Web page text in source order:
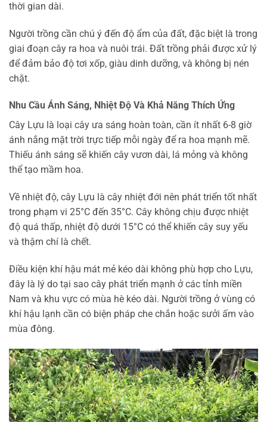
thời gian dài.
Người trồng cần chú ý đến độ ẩm của đất, đặc biệt là trong
giai đoạn cây ra hoa và nuôi trái. Đất trồng phải được xử lý
để đảm bảo độ tơi xốp, giàu dinh dưỡng, và không bị nén
chặt.
Nhu Cầu Ánh Sáng, Nhiệt Độ Và Khả Năng Thích Ứng
Cây Lựu là loại cây ưa sáng hoàn toàn, cần ít nhất 6-8 giờ
ánh nắng mặt trời trực tiếp mỗi ngày để ra hoa mạnh mẽ.
Thiếu ánh sáng sẽ khiến cây vươn dài, lá mỏng và không
thể tạo mầm hoa.
Về nhiệt độ, cây Lựu là cây nhiệt đới nên phát triển tốt nhất
trong phạm vi 25°C đến 35°C. Cây không chịu được nhiệt
độ quá thấp, nhiệt độ dưới 15°C có thể khiến cây suy yếu
và thậm chí là chết.
Điều kiện khí hậu mát mẻ kéo dài không phù hợp cho Lựu,
đây là lý do tại sao cây phát triển mạnh ở các tỉnh miền
Nam và khu vực có mùa hè kéo dài. Người trồng ở vùng có
khí hậu lạnh cần có biện pháp che chắn hoặc sưởi ấm vào
mùa đông.